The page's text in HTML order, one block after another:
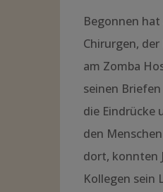
Begonnen hat
Chirurgen, der
am Zomba
seinen
die Eindrücke
den
dort, konnten
Kollegen sein